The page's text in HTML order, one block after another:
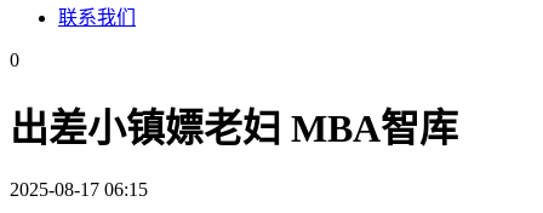
联系我们
0
出差小镇嫖老妇 MBA智库
2025-08-17 06:15